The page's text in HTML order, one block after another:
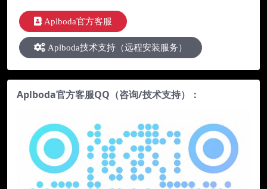
Aplboda官方客服
Aplboda技术支持（远程安装服务）
Aplboda官方客服QQ（咨询/技术支持）：